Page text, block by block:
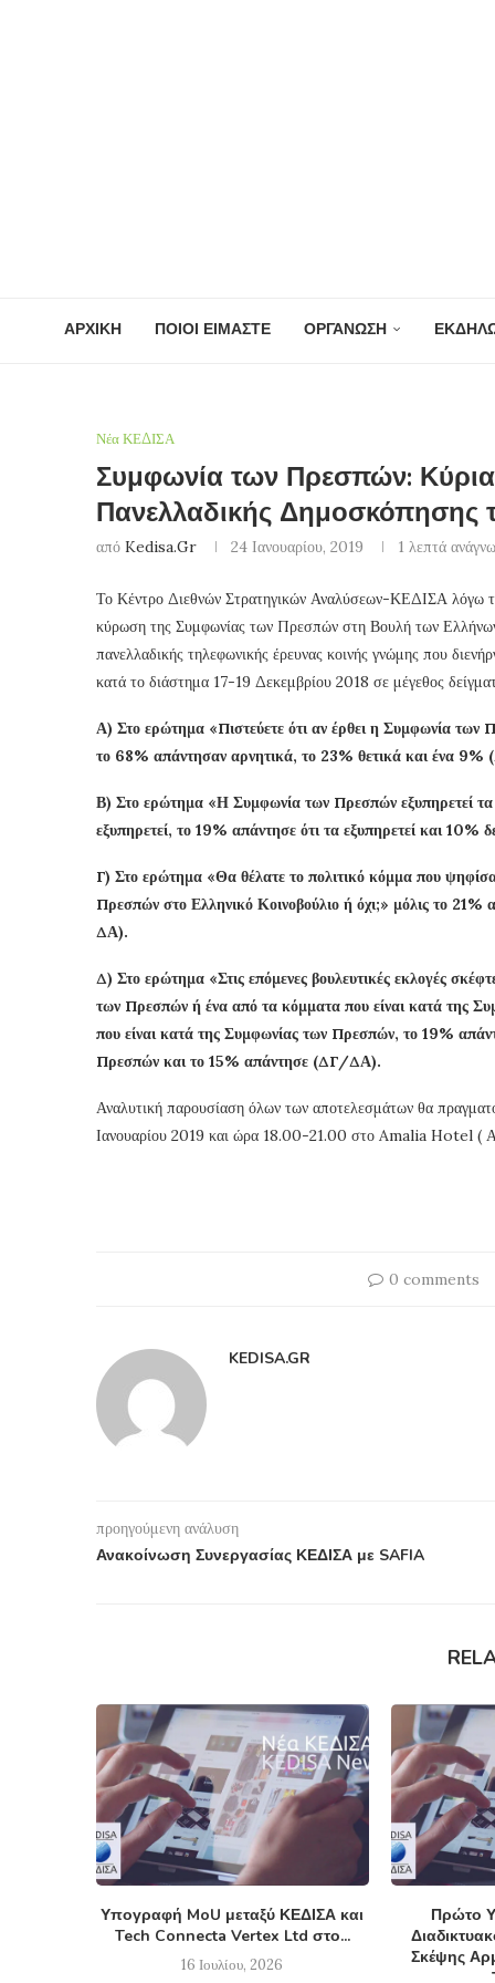
ΑΡΧΙΚΗ ΠΟΙΟΙ ΕΙΜΑΣΤΕ ΟΡΓΑΝΩΣΗ
Νέα ΚΕΔΙΣΑ
Συμφωνία των Πρεσπών:
Πανελλαδικής Δημοσκόπησης
από Kedisa.gr 24 Ιανουαρίου, 2019 1 λεπτά
Το Κέντρο Διεθνών Στρατηγικών Αναλύσεων-ΚΕΔΙΣΑ λόγω
κύρωση της Συμφωνίας των Πρεσπών στη Βουλή των Ελλήνων
πανελλαδικής τηλεφωνικής έρευνας κοινής γνώμης που
κατά το διάστημα 17-19 Δεκεμβρίου 2018 σε μέγεθος
Α) Στο ερώτημα «Πιστεύετε ότι αν έρθει η Συμφωνία
το 68% απάντησαν αρνητικά, το 23% θετικά και ένα
Β) Στο ερώτημα «Η Συμφωνία των Πρεσπών εξυπηρετεί τα
εξυπηρετεί, το 19% απάντησε ότι τα εξυπηρετεί και 10%
Γ) Στο ερώτημα «Θα θέλατε το πολιτικό κόμμα που
Πρεσπών στο Ελληνικό Κοινοβούλιο ή όχι;» μόλις το
ΔΑ).
Δ) Στο ερώτημα «Στις επόμενες βουλευτικές εκλογές
των Πρεσπών ή ένα από τα κόμματα που είναι κατά της
που είναι κατά της Συμφωνίας των Πρεσπών, το 19%
Πρεσπών και το 15% απάντησε (ΔΓ/ΔΑ).
Αναλυτική παρουσίαση όλων των αποτελεσμάτων θα
Ιανουαρίου 2019 και ώρα 18.00-21.00 στο Amalia Hotel (
0 comments
KEDISA.GR
προηγούμενη ανάλυση
Ανακοίνωση Συνεργασίας ΚΕΔΙΣΑ με SAFIA
Υπογραφή MoU μεταξύ ΚΕΔΙΣΑ και
Tech Connecta Vertex Ltd στο...
16 Ιουλίου, 2026
Πρώτο
Σκέψης